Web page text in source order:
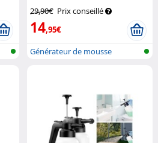
29,90€ Prix conseillé
14,95€
Générateur de mousse